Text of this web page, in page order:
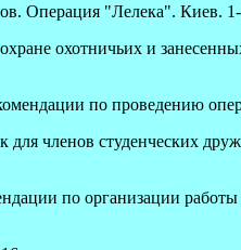
Операция "Лелека". Киев.
охотничьих и
по проведению
членов студенческих
по организации